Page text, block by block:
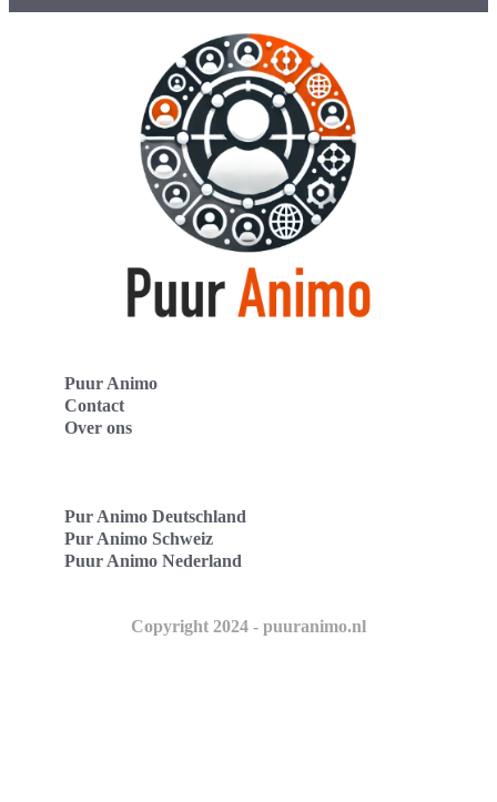
Puur Animo
Contact
Over ons
Pur Animo Deutschland
Pur Animo Schweiz
Puur Animo Nederland
Copyright 2024 - puuranimo.nl